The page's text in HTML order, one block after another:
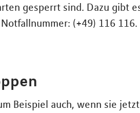
gesperrt sind. Dazu gibt
(+49) 116 116.
Beispiel auch, wenn sie